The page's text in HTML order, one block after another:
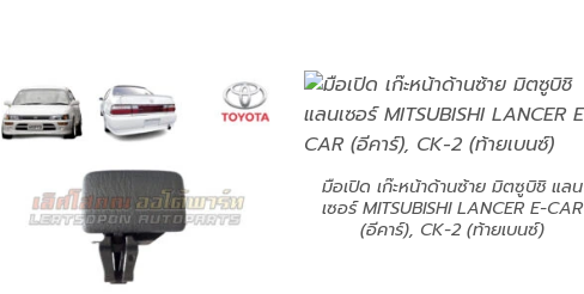
มือเปิด เก๊ะหน้าด้านซ้าย มิตซูบิชิ แลน
เซอร์ MITSUBISHI LANCER E-CAR
(อีคาร์), CK-2 (ท้ายเบนซ์)